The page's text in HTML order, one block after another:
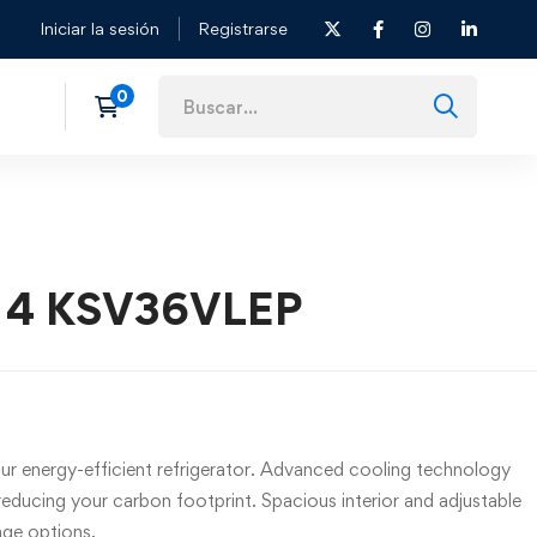
Iniciar la sesión Registrarse
KSV36VLEP
energy-efficient refrigerator. Advanced cooling technology
your carbon footprint. Spacious interior and adjustable
options.